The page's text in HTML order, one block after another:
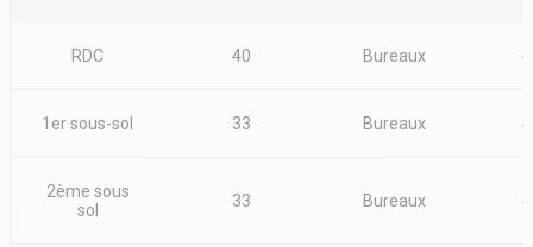
RDC 40 Bureaux
1er sous-sol 33 Bureaux
2ème sous
sol
33 Bureaux